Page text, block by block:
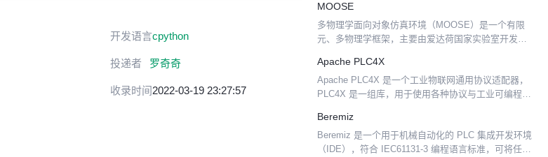
开发语言cpython
投递者 罗奇奇
收录时间2022-03-19 23:27:57
业网络安全研究的框架。 OpenPLC 由三部分组成...
MOOSE
多物理学面向对象仿真环境（MOOSE）是一个有限
元、多物理学框架，主要由爱达荷国家实验室开发。
个高级接口。MOOSE 提供了一个直接的 API，与科
学家和...
Apache PLC4X
Apache PLC4X 是一个工业物联网通用协议适配器，
PLC4X 是一组库，用于使用各种协议与工业可编程逻
API。 工业的可编程逻辑控制器（P...
Beremiz
Beremiz 是一个用于机械自动化的 PLC 集成开发环境
（IDE），符合 IEC61131-3 编程语言标准，可将任何